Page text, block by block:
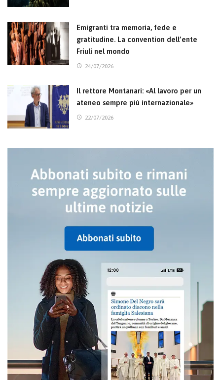
Emigranti tra memoria, fede e
gratitudine. La convention dell’ente
Friuli nel mondo
24/07/2026
Il rettore Montanari: «Al lavoro per un
ateneo sempre più internazionale»
22/07/2026